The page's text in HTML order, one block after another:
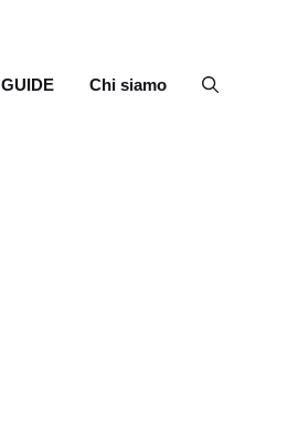
GUIDE Chi siamo